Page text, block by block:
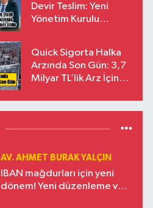
Devir Teslim: Yeni
Yönetim Kurulu
Quick Sigorta Halka
Arzında Son Gün: 3,7
Milyar TL’lik Arz İçin
Eriyor
AV. AHMET BURAK YALÇIN
IBAN mağdurları için yeni
dönem! Yeni düzenleme ve